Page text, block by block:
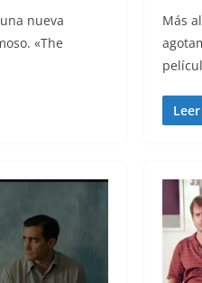
nueva
«The
Más